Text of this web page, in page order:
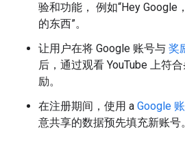
验和功能， 例如“Hey Google
的东西”。
让用户在将 Google 账号与 奖
后，通过观看 YouTube 上符
励。
在注册期间，使用 a Google
意共享的数据预先填充新账号。